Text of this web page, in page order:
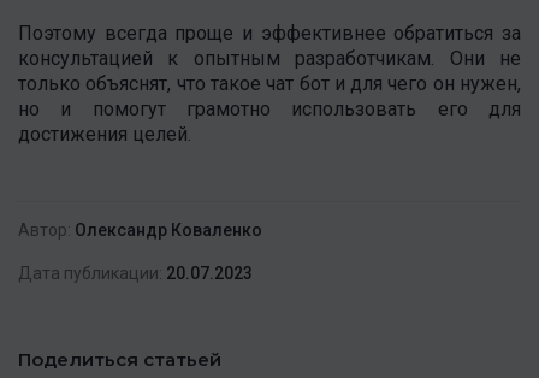
Поэтому всегда проще и эффективнее обратиться за
консультацией к опытным разработчикам. Они не
только объяснят, что такое чат бот и для чего он нужен,
но и помогут грамотно использовать его для
достижения целей.
Автор: Олександр Коваленко
Дата публикации: 20.07.2023
Поделиться статьей